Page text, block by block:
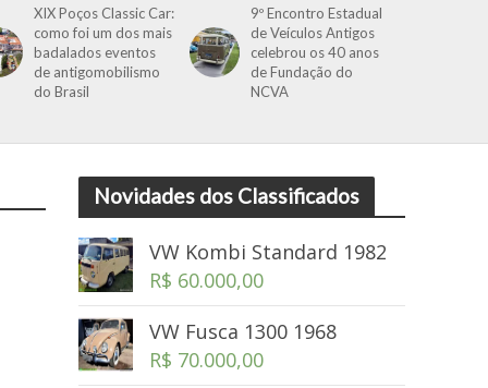
XIX Poços Classic Car:
como foi um dos mais
badalados eventos
de antigomobilismo
do Brasil
9º Encontro Estadual
de Veículos Antigos
celebrou os 40 anos
de Fundação do
NCVA
Novidades dos Classificados
VW Kombi Standard 1982
R$ 60.000,00
VW Fusca 1300 1968
R$ 70.000,00